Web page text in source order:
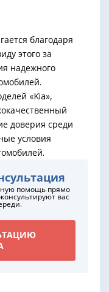
благодаря
этого за
надежного
«Kia»,
доверия среди
условия
помощь прямо
вас